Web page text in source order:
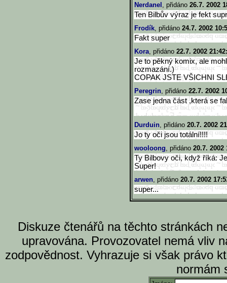
Nerdanel , přidáno 26.7. 2002
Ten Bilbův výraz je fekt
Frodík, přidáno 24.7. 2002
Fakt super
Kora, přidáno 22.7. 2002
Je to pěkný komix, ale
rozmazání.)
COPAK JSTE VŠICHNI
Peregrin, přidáno 22.7. 2002
Zase jedna část ,která se
Durduin, přidáno 20.7. 2002
Jo ty oči jsou totální!!!!
wooloong, přidáno 20.7. 2002
Ty Bilbovy oči, když říká:
Super!
arwen, přidáno 20.7. 2002
super...
Diskuze čtenářů na těchto stránkách
upravována. Provozovatel nemá vliv
zodpovědnost. Vyhrazuje si však právo
normám